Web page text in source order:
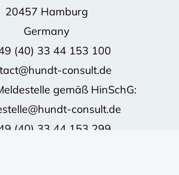
20457 Hamburg
Germany
(40) 33 44 153 100
consult.de
gemäß HinSchG:
consult.de
(40) 33 44 153 299